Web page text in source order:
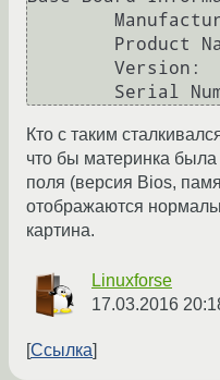
Кто с таким
что бы материнка
поля (версия Bios,
отображаются
картина.
Linuxforse
17.03.2016
Ссылка